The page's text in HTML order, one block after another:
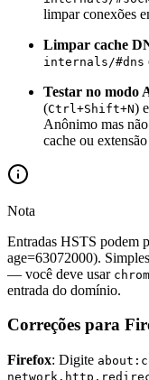
limpar conexões
Limpar cache
internals/#dns
Testar no modo
(Ctrl+Shift+N)
Anônimo mas
cache ou extensão
Nota
Entradas HSTS podem
age=63072000).
— você deve usar
entrada do domínio.
Correções para
Firefox: Digite